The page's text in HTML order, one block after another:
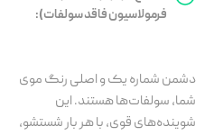
فرمولاسیون فاقد سولفات):
دشمن شماره یک و اصلی رنگ موی
شما، سولفات‌ها هستند. این
شوینده‌های قوی، با هر بار شستشو،